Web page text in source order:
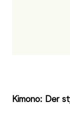
Kimono: Der